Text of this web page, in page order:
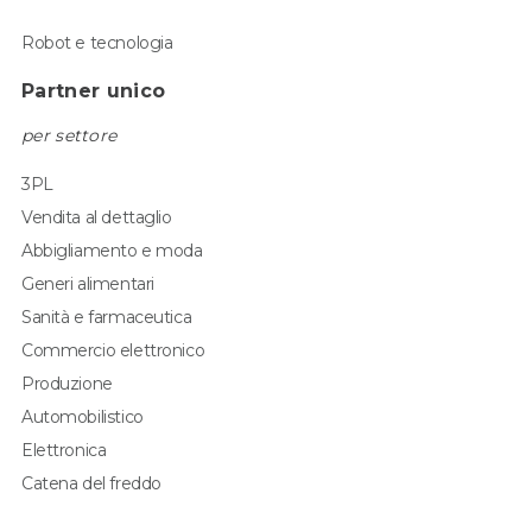
Robot e tecnologia
Partner unico
per settore
3PL
Vendita al dettaglio
Abbigliamento e moda
Generi alimentari
Sanità e farmaceutica
Commercio elettronico
Produzione
Automobilistico
Elettronica
Catena del freddo